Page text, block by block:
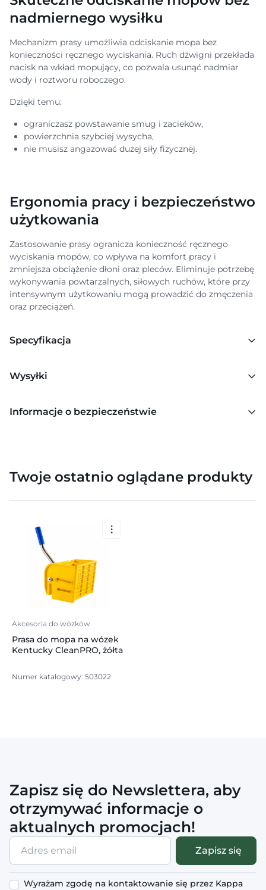
nadmiernego wysiłku
Mechanizm prasy umożliwia odciskanie mopa bez
konieczności ręcznego wyciskania. Ruch dźwigni przekłada
nacisk na wkład mopujący, co pozwala usunąć nadmiar
wody i roztworu roboczego.
Dzięki temu:
ograniczasz powstawanie smug i zacieków,
powierzchnia szybciej wysycha,
nie musisz angażować dużej siły fizycznej.
Ergonomia pracy i bezpieczeństwo
użytkowania
Zastosowanie prasy ogranicza konieczność ręcznego
wyciskania mopów, co wpływa na komfort pracy i
zmniejsza obciążenie dłoni oraz pleców. Eliminuje potrzebę
wykonywania powtarzalnych, siłowych ruchów, które przy
intensywnym użytkowaniu mogą prowadzić do zmęczenia
oraz przeciążeń.
Specyfikacja
Wysyłki
Informacje o bezpieczeństwie
Twoje ostatnio oglądane produkty
Akcesoria do wózków
Prasa do mopa na wózek
Kentucky CleanPRO, żółta
Numer katalogowy: 503022
Zapisz się do Newslettera, aby
otrzymywać informacje o
aktualnych promocjach!
Adres
email
Zapisz się
Wyrażam zgodę na kontaktowanie się przez Kappa